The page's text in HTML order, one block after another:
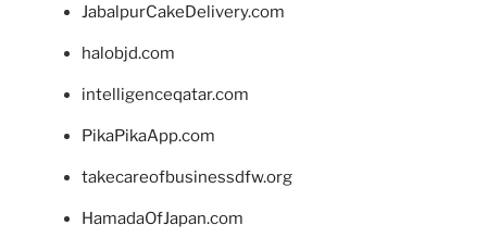
JabalpurCakeDelivery.com
halobjd.com
intelligenceqatar.com
PikaPikaApp.com
takecareofbusinessdfw.org
HamadaOfJapan.com